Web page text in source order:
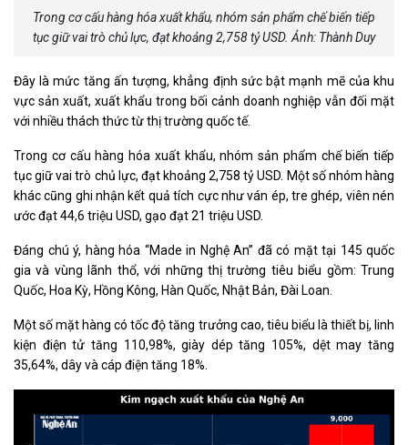
Trong cơ cấu hàng hóa xuất khẩu, nhóm sản phẩm chế biến tiếp
tục giữ vai trò chủ lực, đạt khoảng 2,758 tỷ USD. Ảnh: Thành Duy
Đây là mức tăng ấn tượng, khẳng định sức bật mạnh mẽ của khu
vực sản xuất, xuất khẩu trong bối cảnh doanh nghiệp vẫn đối mặt
với nhiều thách thức từ thị trường quốc tế.
Trong cơ cấu hàng hóa xuất khẩu, nhóm sản phẩm chế biến tiếp
tục giữ vai trò chủ lực, đạt khoảng 2,758 tỷ USD. Một số nhóm hàng
khác cũng ghi nhận kết quả tích cực như ván ép, tre ghép, viên nén
ước đạt 44,6 triệu USD, gạo đạt 21 triệu USD.
Đáng chú ý, hàng hóa “Made in Nghệ An” đã có mặt tại 145 quốc
gia và vùng lãnh thổ, với những thị trường tiêu biểu gồm: Trung
Quốc, Hoa Kỳ, Hồng Kông, Hàn Quốc, Nhật Bản, Đài Loan.
Một số mặt hàng có tốc độ tăng trưởng cao, tiêu biểu là thiết bị, linh
kiện điện tử tăng 110,98%, giày dép tăng 105%, dệt may tăng
35,64%, dây và cáp điện tăng 18%.